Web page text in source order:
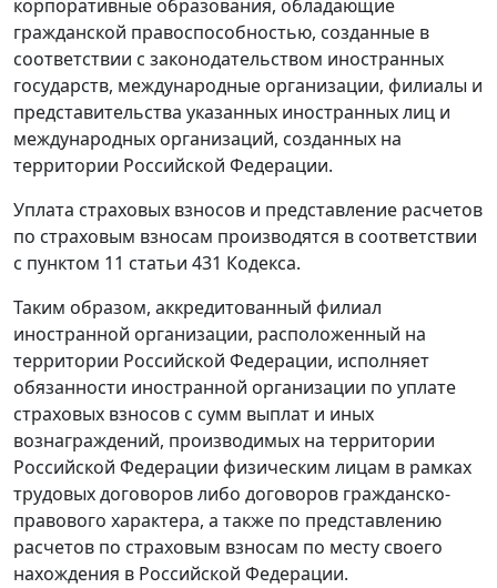
корпоративные образования, обладающие
гражданской правоспособностью, созданные в
соответствии с законодательством иностранных
государств, международные организации, филиалы и
представительства указанных иностранных лиц и
международных организаций, созданных на
территории Российской Федерации.
Уплата страховых взносов и представление расчетов
по страховым взносам производятся в соответствии
с пунктом 11 статьи 431 Кодекса.
Таким образом, аккредитованный филиал
иностранной организации, расположенный на
территории Российской Федерации, исполняет
обязанности иностранной организации по уплате
страховых взносов с сумм выплат и иных
вознаграждений, производимых на территории
Российской Федерации физическим лицам в рамках
трудовых договоров либо договоров гражданско-
правового характера, а также по представлению
расчетов по страховым взносам по месту своего
нахождения в Российской Федерации.